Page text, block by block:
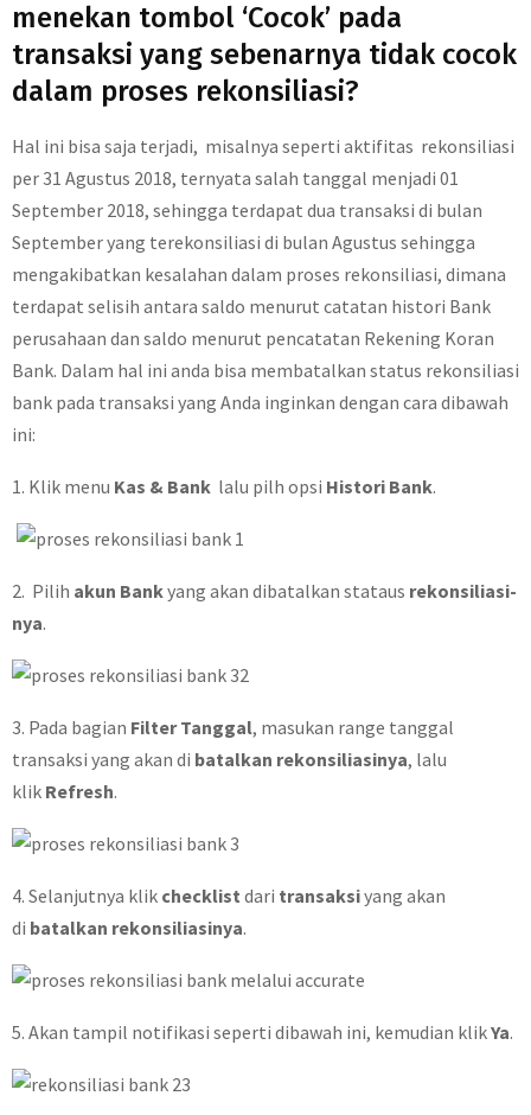
menekan tombol ‘Cocok’ pada
transaksi yang sebenarnya tidak cocok
dalam proses rekonsiliasi?
Hal ini bisa saja terjadi, misalnya seperti aktifitas rekonsiliasi
per 31 Agustus 2018, ternyata salah tanggal menjadi 01
September 2018, sehingga terdapat dua transaksi di bulan
September yang terekonsiliasi di bulan Agustus sehingga
mengakibatkan kesalahan dalam proses rekonsiliasi, dimana
terdapat selisih antara saldo menurut catatan histori Bank
perusahaan dan saldo menurut pencatatan Rekening Koran
Bank. Dalam hal ini anda bisa membatalkan status rekonsiliasi
bank pada transaksi yang Anda inginkan dengan cara dibawah
ini:
1. Klik menu Kas & Bank lalu pilh opsi Histori Bank.
2. Pilih akun Bankyang akan dibatalkan stataus rekonsiliasi-
nya.
3. Pada bagian Filter Tanggal, masukan range tanggal
transaksi yang akan di batalkan rekonsiliasinya, lalu
klik Refresh.
4. Selanjutnya klik checklist dari transaksiyang akan
di batalkan rekonsiliasinya.
5. Akan tampil notifikasi seperti dibawah ini, kemudian klikYa.